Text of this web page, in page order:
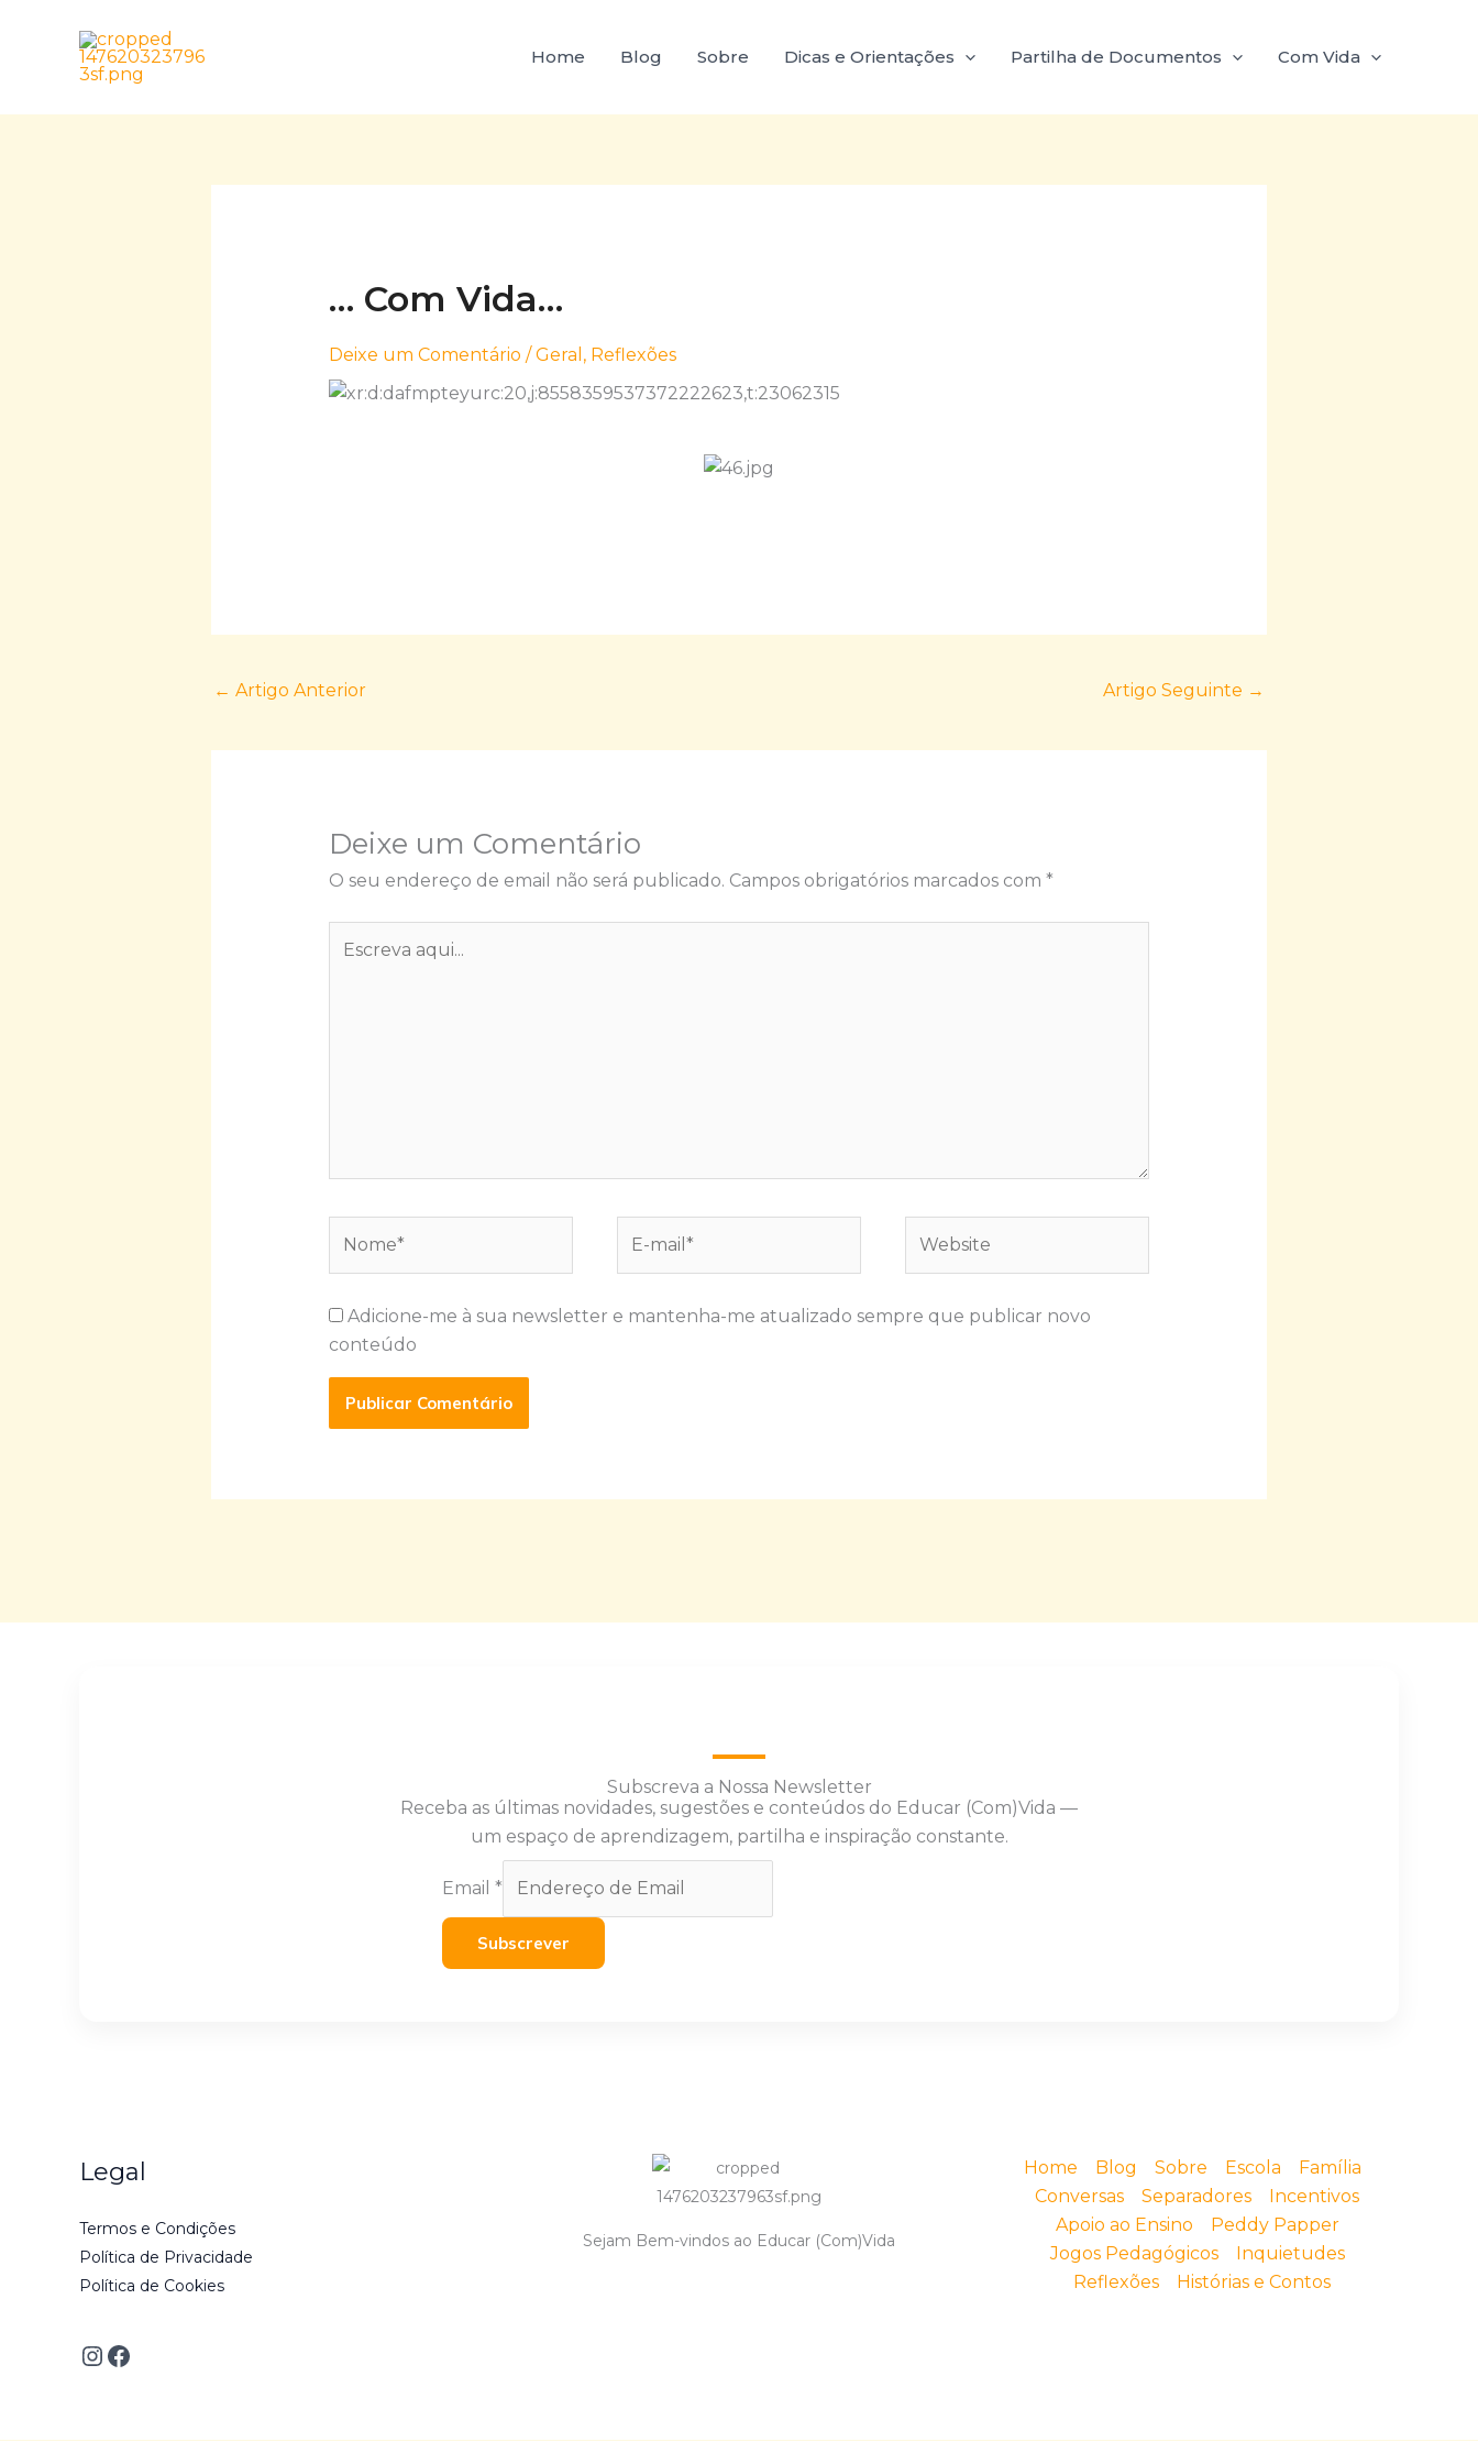
Home Blog Sobre Dicas e Orientações Partilha de Documentos Com Vida
… Com Vida…
Deixe um Comentário /Geral , Reflexões
← Artigo Anterior Artigo Seguinte →
Deixe um Comentário
O seu endereço de email não será publicado. Campos obrigatórios marcados com *
aqui...
mail*
Adicione-me à sua newsletter e mantenha-me atualizado sempre que publicar novo
conteúdo
Subscreva a Nossa Newsletter
Receba as últimas novidades, sugestões e conteúdos do Educar (Com)Vida —
um espaço de aprendizagem, partilha e inspiração constante.
Email *
Subscrever
Legal
Termos e Condições
Política de Privacidade
Política de Cookies
Sejam Bem-vindos ao Educar (Com)Vida
Home Blog Sobre Escola
Família
Conversas
Separadores
Incentivos
Apoio ao Ensino
Peddy Papper
Jogos Pedagógicos
Inquietudes
Reflexões
Histórias e Contos